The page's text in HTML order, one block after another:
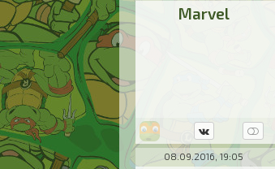
Marvel
08.09.2016, 19:05